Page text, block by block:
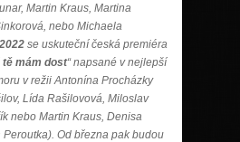
Martin Kraus, Martina
nebo Michaela
se uskuteční česká premiéra
tě mám dost“ napsané v nejlepší
v režii Antonína Procházky
Lída Rašilovová, Miloslav
nebo Martin Kraus, Denisa
Od března pak budou